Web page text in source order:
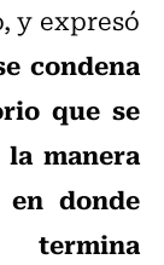
y expresó
condena
que se
manera
donde
termina